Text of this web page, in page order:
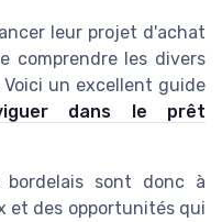
leur projet d'achat
comprendre les divers
un excellent guide
dans le prêt
bordelais sont donc à
et des opportunités qui